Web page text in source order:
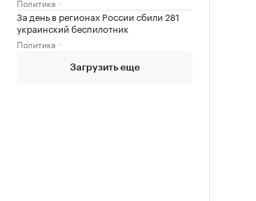
За день в регионах России сбили 281
украинский беспилотник
Политика
Загрузить еще